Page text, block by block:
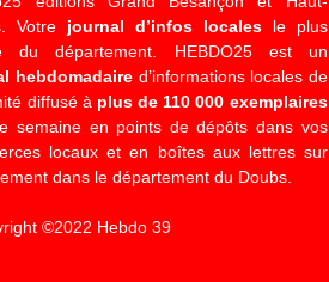
Votre journal d’infos localesle plus
du département. HEBDO25 est un
hebdomadaired’informations locales de
diffusé à plus de 110 000 exemplaires
semaine en points de dépôts dans vos
locaux et en boîtes aux lettres sur
dans le département du Doubs.
©2022 Hebdo 39